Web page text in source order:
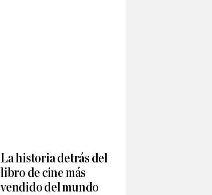
La historia detrás del
libro de cine más
vendido del mundo